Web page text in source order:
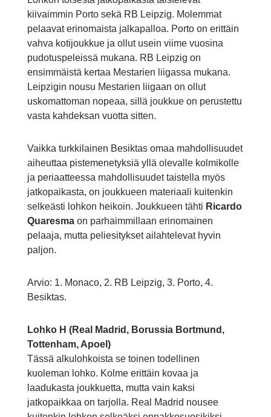
kiivaimmin Porto sekä RB Leipzig. Molemmat
pelaavat erinomaista jalkapalloa. Porto on erittäin
vahva kotijoukkue ja ollut usein viime vuosina
pudotuspeleissä mukana. RB Leipzig on
ensimmäistä kertaa Mestarien liigassa mukana.
Leipzigin nousu Mestarien liigaan on ollut
uskomattoman nopeaa, sillä joukkue on perustettu
vasta kahdeksan vuotta sitten.
Vaikka turkkilainen Besiktas omaa mahdollisuudet
aiheuttaa pistemenetyksiä yllä olevalle kolmikolle
ja periaatteessa mahdollisuudet taistella myös
jatkopaikasta, on joukkueen materiaali kuitenkin
selkeästi lohkon heikoin. Joukkueen tähti Ricardo
Quaresma on parhaimmillaan erinomainen
pelaaja, mutta peliesitykset ailahtelevat hyvin
paljon.
Arvio: 1. Monaco, 2. RB Leipzig, 3. Porto, 4.
Besiktas.
Lohko H (Real Madrid, Borussia Bortmund,
Tottenham, Apoel)
Tässä alkulohkoista se toinen todellinen
kuoleman lohko. Kolme erittäin kovaa ja
laadukasta joukkuetta, mutta vain kaksi
jatkopaikkaa on tarjolla. Real Madrid nousee